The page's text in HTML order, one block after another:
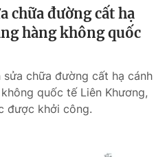
chữa đường cất hạ
hàng không quốc
chữa đường cất hạ cánh
quốc tế Liên Khương,
được khởi công.